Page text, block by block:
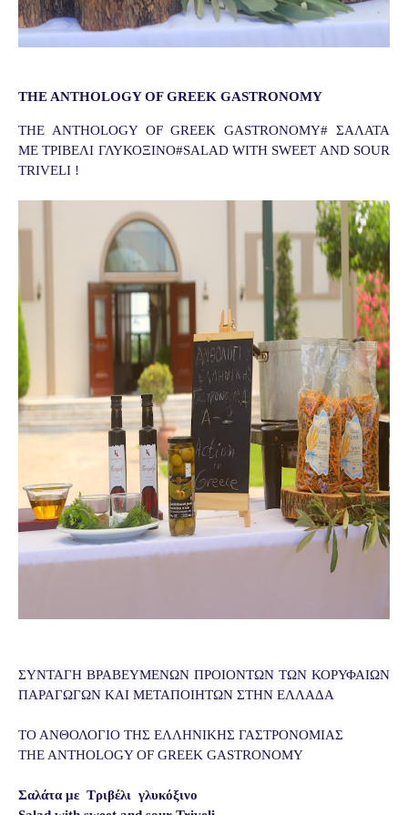
THE ANTHOLOGY OF GREEK GASTRONOMY
THE ANTHOLOGY OF GREEK GASTRONOMY# ΣΑΛΑΤΑ
ΜΕ ΤΡΙΒΕΛΙ ΓΛΥΚΟΞΙΝΟ#SALAD WITH SWEET AND SOUR
TRIVELI !
ΣΥΝΤΑΓΗ ΒΡΑΒΕΥΜΕΝΩΝ ΠΡΟΙΟΝΤΩΝ ΤΩΝ ΚΟΡΥΦΑΙΩΝ
ΠΑΡΑΓΩΓΩΝ ΚΑΙ ΜΕΤΑΠΟΙΗΤΩΝ ΣΤΗΝ ΕΛΛΑΔΑ
ΤΟ ΑΝΘΟΛΟΓΙΟ ΤΗΣ ΕΛΛΗΝΙΚΗΣ ΓΑΣΤΡΟΝΟΜΙΑΣ
THE ANTHOLOGY OF GREEK GASTRONOMY
Σαλάτα με  Τριβέλι  γλυκόξινο